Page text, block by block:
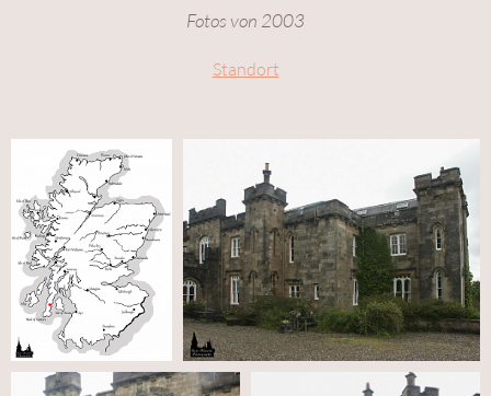
Fotos von 2003
Standort